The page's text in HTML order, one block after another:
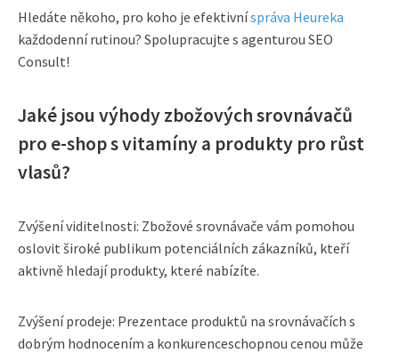
Hledáte někoho, pro koho je efektivníspráva Heureka
každodenní rutinou? Spolupracujte s agenturou SEO
Consult!
Jaké jsou výhody zbožových srovnávačů
pro e-shop s vitamíny a produkty pro růst
vlasů?
Zvýšení viditelnosti: Zbožové srovnávače vám pomohou
oslovit široké publikum potenciálních zákazníků, kteří
aktivně hledají produkty, které nabízíte.
Zvýšení prodeje: Prezentace produktů na srovnávačích s
dobrým hodnocením a konkurenceschopnou cenou může